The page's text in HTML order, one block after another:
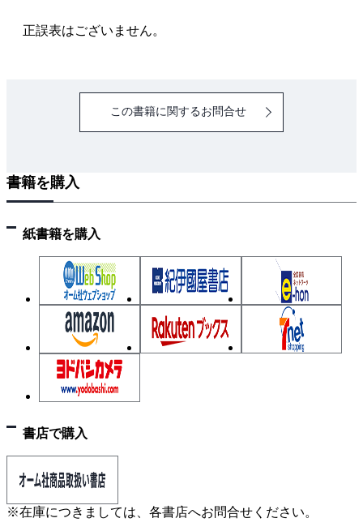
3-2 機械設備
４章 施工管理法
4-1 施工計画
4-3 法令に基づく申請書類等と提出先
4-4 工程管理
4-5 品質管理
５章 法規
5-1 建設業法
5-2 労働基準法
5-3 労働安全衛生法
5-4 道路法および道路交通法
5-6 電気通信事業法
5-7 有線電気通信法
5-8 電波法
正誤表はございません。
この書籍に関するお問合せ
書籍を購入
紙書籍を購入
書店で購入
※在庫につきましては、各書店へお問合せください。